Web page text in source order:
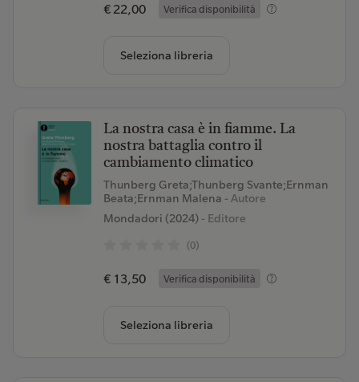
€ 22,00 Verifica disponibilità
Seleziona libreria
La nostra casa è in fiamme. La
nostra battaglia contro il
cambiamento climatico
Thunberg Greta;Thunberg Svante;Ernman
Beata;Ernman Malena - Autore
Mondadori (2024)- Editore
(0)
€ 13,50 Verifica disponibilità
Seleziona libreria